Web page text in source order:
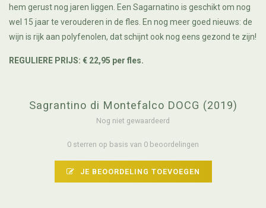
hem gerust nog jaren liggen. Een Sagarnatino is geschikt om nog
wel 15 jaar te verouderen in de fles. En nog meer goed nieuws: de
wijn is rijk aan polyfenolen, dat schijnt ook nog eens gezond te zijn!
REGULIERE PRIJS: € 22,95 per fles.
Sagrantino di Montefalco DOCG (2019)
Nog niet gewaardeerd
0 sterren op basis van 0 beoordelingen
JE BEOORDELING TOEVOEGEN